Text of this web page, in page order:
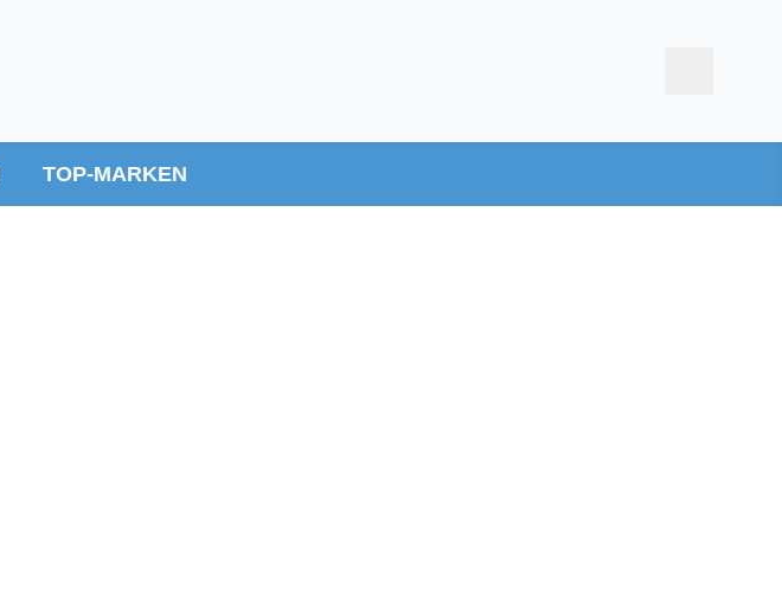
TOP-MARKEN